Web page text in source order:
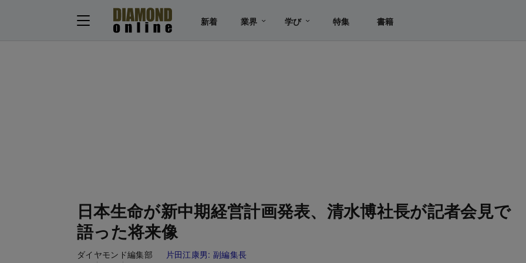
新着 業界 学び 特集 書籍
日本生命が新中期経営計画発表、清水博社長が記者会見で
語った将来像
ダイヤモンド編集部 片田江康男:副編集長